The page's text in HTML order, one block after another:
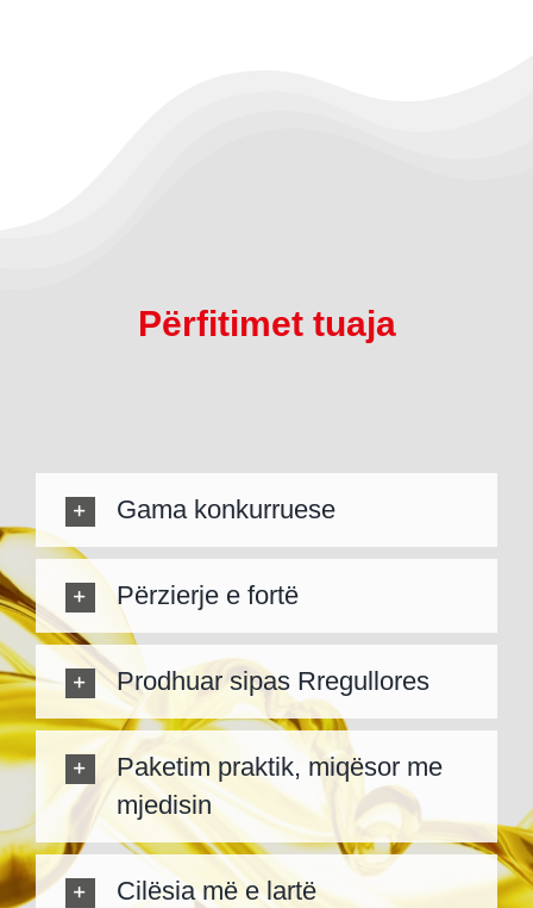
Përfitimet tuaja
Gama konkurruese
Përzierje e fortë
Prodhuar sipas Rregullores
Paketim praktik, miqësor me
mjedisin
Cilësia më e lartë